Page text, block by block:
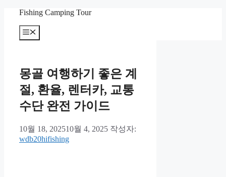
Fishing Camping Tour
메
뉴
몽골 여행하기 좋은 계
절, 환율, 렌터카, 교통
수단 완전 가이드
10월 18, 202510월 4, 2025 작성자:
wdb20hifishing